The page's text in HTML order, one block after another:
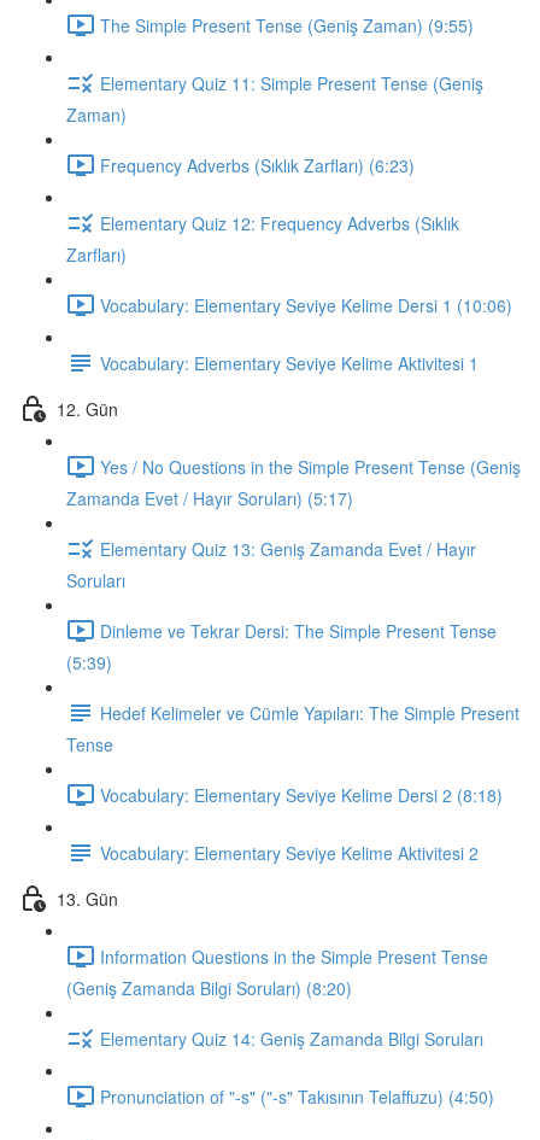
The Simple Present Tense (Geniş Zaman) (9:55)
Elementary Quiz 11: Simple Present Tense (Geniş
Zaman)
Frequency Adverbs (Sıklık Zarfları) (6:23)
Elementary Quiz 12: Frequency Adverbs (Sıklık
Zarfları)
Vocabulary: Elementary Seviye Kelime Dersi 1 (10:06)
Vocabulary: Elementary Seviye Kelime Aktivitesi 1
12. Gün
Yes / No Questions in the Simple Present Tense (Geniş
Zamanda Evet / Hayır Soruları) (5:17)
Elementary Quiz 13: Geniş Zamanda Evet / Hayır
Soruları
Dinleme ve Tekrar Dersi: The Simple Present Tense
(5:39)
Hedef Kelimeler ve Cümle Yapıları: The Simple Present
Tense
Vocabulary: Elementary Seviye Kelime Dersi 2 (8:18)
Vocabulary: Elementary Seviye Kelime Aktivitesi 2
13. Gün
Information Questions in the Simple Present Tense
(Geniş Zamanda Bilgi Soruları) (8:20)
Elementary Quiz 14: Geniş Zamanda Bilgi Soruları
Pronunciation of "-s" ("-s" Takısının Telaffuzu) (4:50)